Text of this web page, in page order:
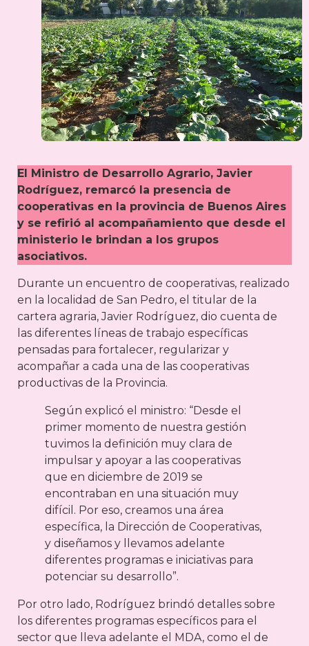
El Ministro de Desarrollo Agrario, Javier
Rodríguez, remarcó la presencia de
cooperativas en la provincia de Buenos Aires
y se refirió al acompañamiento que desde el
ministerio le brindan a los grupos
asociativos.
Durante un encuentro de cooperativas, realizado
en la localidad de San Pedro, el titular de la
cartera agraria, Javier Rodríguez, dio cuenta de
las diferentes líneas de trabajo específicas
pensadas para fortalecer, regularizar y
acompañar a cada una de las cooperativas
productivas de la Provincia.
Según explicó el ministro: “Desde el
primer momento de nuestra gestión
tuvimos la definición muy clara de
impulsar y apoyar a las cooperativas
que en diciembre de 2019 se
encontraban en una situación muy
difícil. Por eso, creamos una área
específica, la Dirección de Cooperativas,
y diseñamos y llevamos adelante
diferentes programas e iniciativas para
potenciar su desarrollo”.
Por otro lado, Rodríguez brindó detalles sobre
los diferentes programas específicos para el
sector que lleva adelante el MDA, como el de